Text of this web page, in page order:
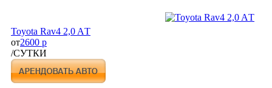
Toyota Rav4 2,0 AТ
от2600 р
/СУТКИ